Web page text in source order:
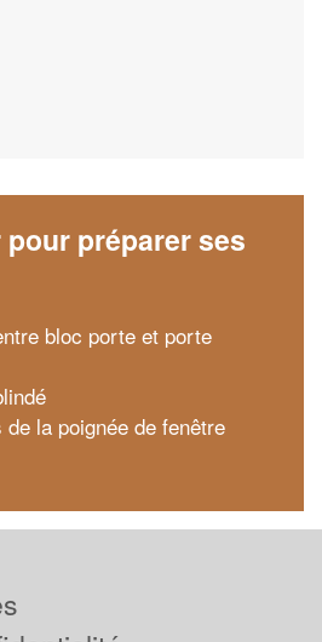
préparer ses
bloc porte et porte
la poignée de fenêtre